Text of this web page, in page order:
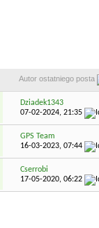
Autor ostatniego posta
Dziadek1343
07-02-2024, 21:35
GPS Team
16-03-2023, 07:44
Cserrobi
17-05-2020, 06:22